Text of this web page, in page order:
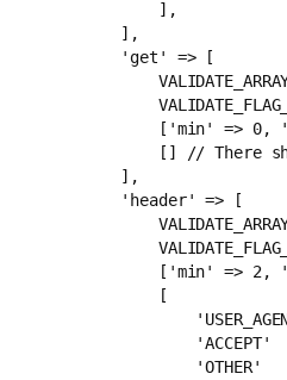
            ],
        ],
        'get' => [
['min' => 0,
[] // There
        ],
        'header' => [
['min' => 2,
            [
'ACCEPT'
'OTHER'